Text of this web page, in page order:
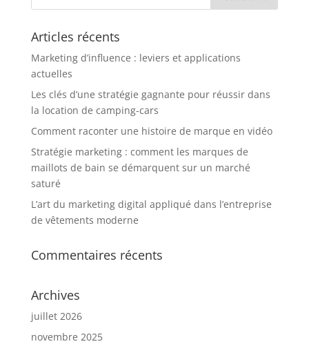
Articles récents
Marketing d’influence : leviers et applications
actuelles
Les clés d’une stratégie gagnante pour réussir dans
la location de camping-cars
Comment raconter une histoire de marque en vidéo
Stratégie marketing : comment les marques de
maillots de bain se démarquent sur un marché
saturé
L’art du marketing digital appliqué dans l’entreprise
de vêtements moderne
Commentaires récents
Archives
juillet 2026
novembre 2025